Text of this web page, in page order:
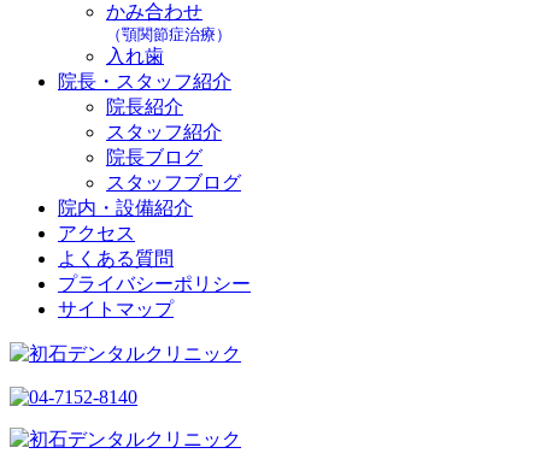
かみ合わせ
（顎関節症治療）
入れ歯
院長・スタッフ紹介
院長紹介
スタッフ紹介
院長ブログ
スタッフブログ
院内・設備紹介
アクセス
よくある質問
プライバシーポリシー
サイトマップ